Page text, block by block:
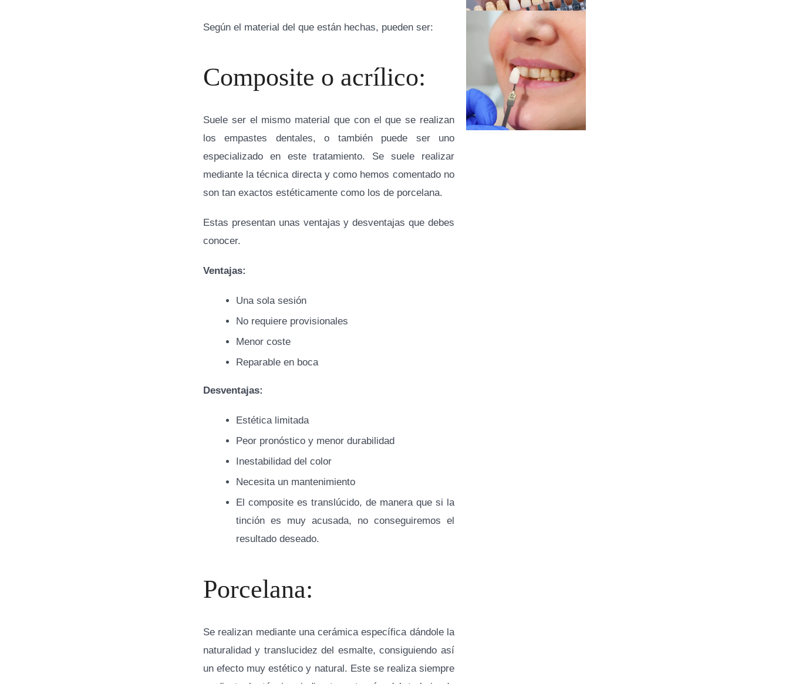
Según el material del que están hechas, pueden ser:
Composite o acrílico:
Suele ser el mismo material que con el que se realizan
los empastes dentales, o también puede ser uno
especializado en este tratamiento. Se suele realizar
mediante la técnica directa y como hemos comentado no
son tan exactos estéticamente como los de porcelana.
Estas presentan unas ventajas y desventajas que debes
conocer.
Ventajas:
Una sola sesión
No requiere provisionales
Menor coste
Reparable en boca
Desventajas:
Estética limitada
Peor pronóstico y menor durabilidad
Inestabilidad del color
Necesita un mantenimiento
El composite es translúcido, de manera que si la
tinción es muy acusada, no conseguiremos el
resultado deseado.
Porcelana:
Se realizan mediante una cerámica específica dándole la
naturalidad y translucidez del esmalte, consiguiendo así
un efecto muy estético y natural. Este se realiza siempre